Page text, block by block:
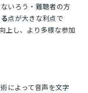
いろう・難聴者の方
点が大きな利点で
上し、より多様な参加
によって音声を文字